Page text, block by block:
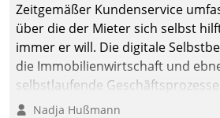
Zeitgemäßer Kundenservice
über die der Mieter sich selbst
immer er will. Die digitale
die Immobilienwirtschaft und
selbstlaufende
Kunde und smart der
Nadja Hußmann